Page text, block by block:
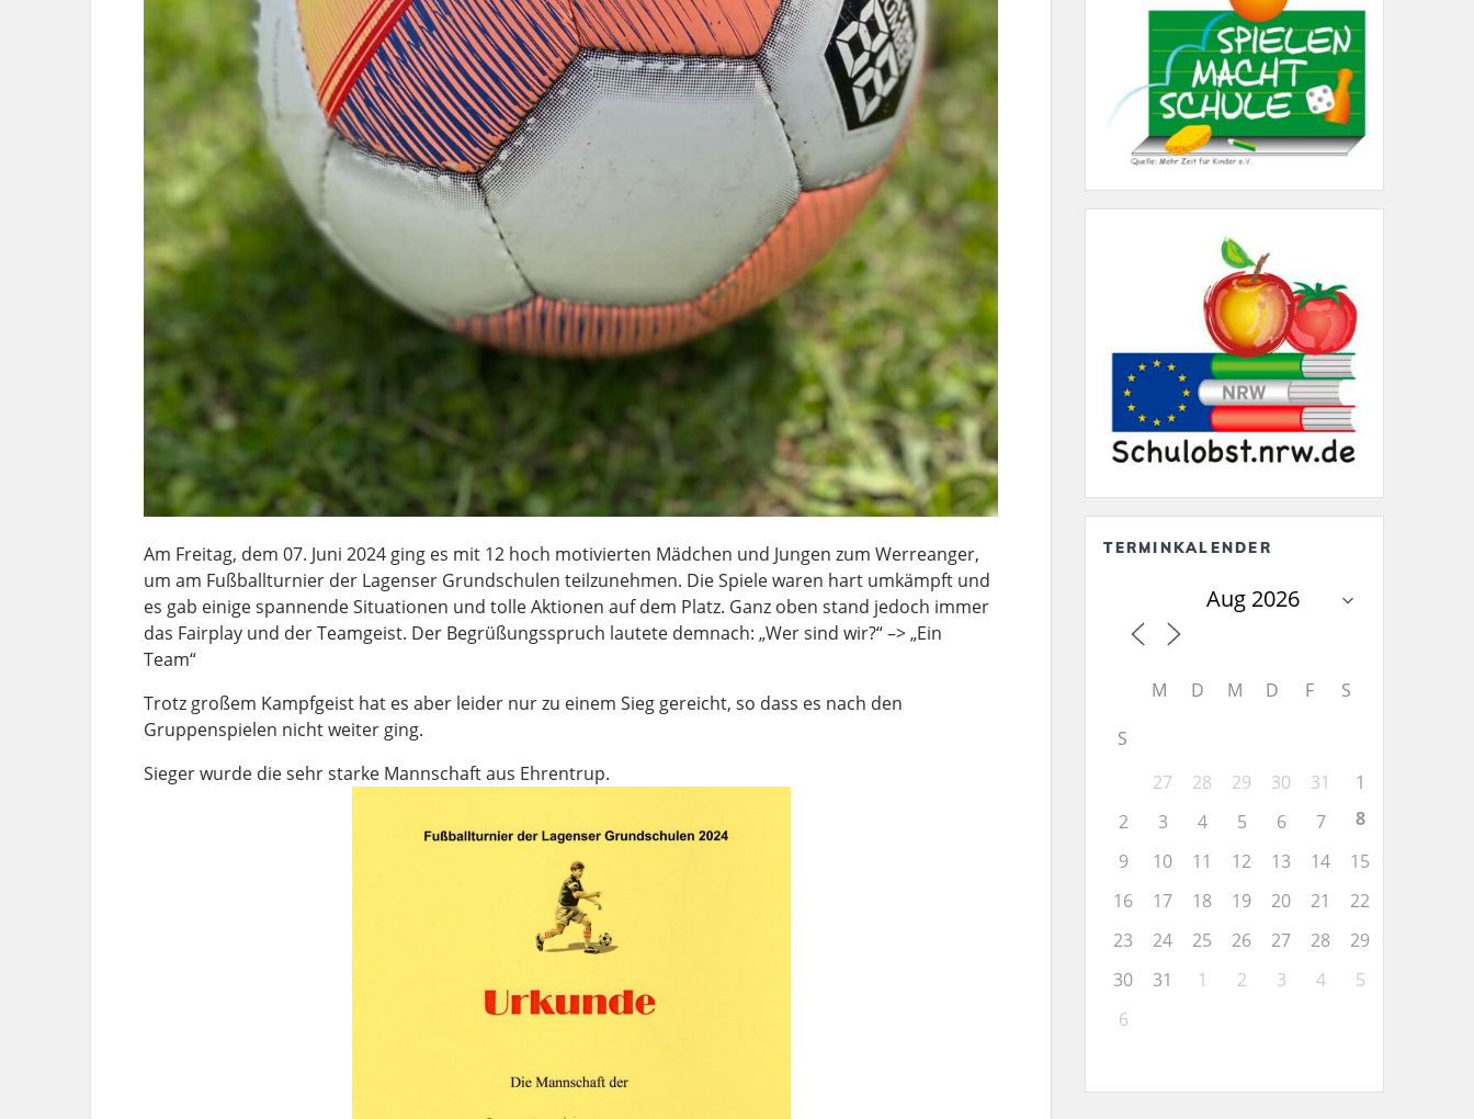
Am Freitag, dem 07. Juni 2024 ging es mit 12 hoch motivierten Mädchen und Jungen zum Werreanger,
um am Fußballturnier der Lagenser Grundschulen teilzunehmen. Die Spiele waren hart umkämpft und
es gab einige spannende Situationen und tolle Aktionen auf dem Platz. Ganz oben stand jedoch immer
das Fairplay und der Teamgeist. Der Begrüßungsspruch lautete demnach: „Wer sind wir?“ –> „Ein
Team“
Trotz großem Kampfgeist hat es aber leider nur zu einem Sieg gereicht, so dass es nach den
Gruppenspielen nicht weiter ging.
Sieger wurde die sehr starke Mannschaft aus Ehrentrup.
TERMINKALENDER
M D M D F
S
S
27
28 29 30 31
1
2
3 4 5 6 7
8
9
10 11 12 13 14
15
16
17 18 19 20 21
22
23
24 25 26 27 28
29
30
31 1 2 3 4
5
6